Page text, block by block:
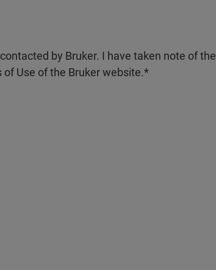
by Bruker. I have taken note of the
Use of the Bruker website.